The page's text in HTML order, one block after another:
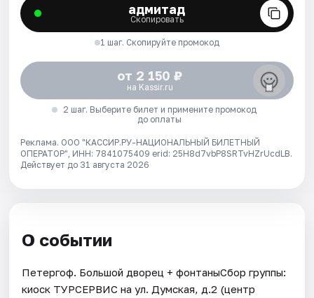
адмитад
Скопировать
1 шаг. Скопируйте промокод
от 2 150 ₽
на Kassir.ru
2 шаг. Выберите билет и примените промокод
до оплаты
Реклама. ООО "КАССИР.РУ-НАЦИОНАЛЬНЫЙ БИЛЕТНЫЙ
ОПЕРАТОР", ИНН: 7841075409 erid: 25H8d7vbP8SRTvHZrUcdLB.
Действует до 31 августа 2026
О событии
Петергоф. Большой дворец + фонтаныСбор группы:
киоск ТУРСЕРВИС на ул. Думская, д.2 (центр